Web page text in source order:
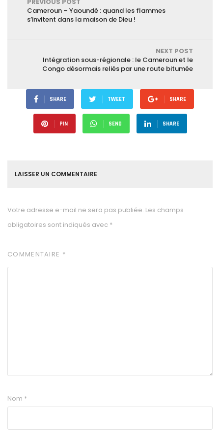
Cameroun – Yaoundé : quand les flammes
s’invitent dans la maison de Dieu !
NEXT POST
Intégration sous-régionale : le Cameroun et le
Congo désormais reliés par une route bitumée
SHARE TWEET SHARE
PIN SEND SHARE
LAISSER UN COMMENTAIRE
Votre adresse e-mail ne sera pas publiée. Les champs
obligatoires sont indiqués avec *
COMMENTAIRE *
Nom *